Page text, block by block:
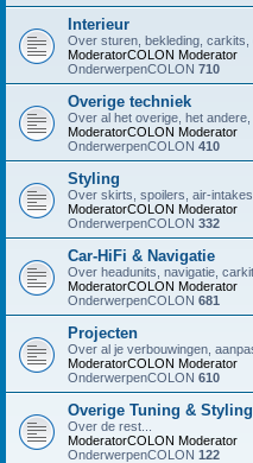
Interieur
Over sturen, bekleding, carkits,
ModeratorCOLON Moderator
OnderwerpenCOLON 710
Overige techniek
Over al het overige, het andere,
ModeratorCOLON Moderator
OnderwerpenCOLON 410
Styling
Over skirts, spoilers, air-intakes,
ModeratorCOLON Moderator
OnderwerpenCOLON 332
Car-HiFi & Navigatie
Over headunits, navigatie,
ModeratorCOLON Moderator
OnderwerpenCOLON 681
Projecten
Over al je verbouwingen,
ModeratorCOLON Moderator
OnderwerpenCOLON 610
Overige Tuning & Styling
Over de rest...
ModeratorCOLON Moderator
OnderwerpenCOLON 122